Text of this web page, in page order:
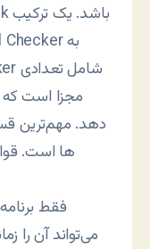
دهد. مهم‌ترین
می‌تواند آن را